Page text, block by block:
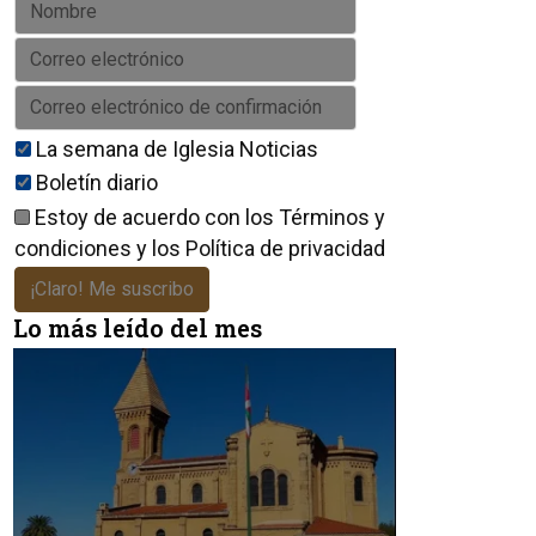
La semana de Iglesia Noticias
Boletín diario
Estoy de acuerdo con los Términos y
condiciones y los Política de privacidad
¡Claro! Me suscribo
Lo más leído del mes